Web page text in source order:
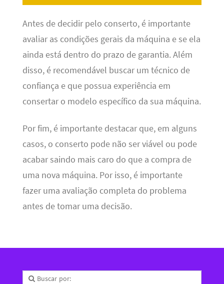
Antes de decidir pelo conserto, é importante
avaliar as condições gerais da máquina e se ela
ainda está dentro do prazo de garantia. Além
disso, é recomendável buscar um técnico de
confiança e que possua experiência em
consertar o modelo específico da sua máquina.
Por fim, é importante destacar que, em alguns
casos, o conserto pode não ser viável ou pode
acabar saindo mais caro do que a compra de
uma nova máquina. Por isso, é importante
fazer uma avaliação completa do problema
antes de tomar uma decisão.